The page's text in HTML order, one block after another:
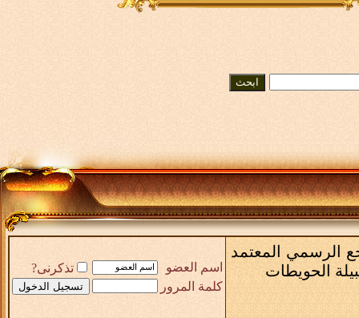
الرسمي المعتمد
الحويطات
اسم العضو
تذكرنى?
كلمة المرور